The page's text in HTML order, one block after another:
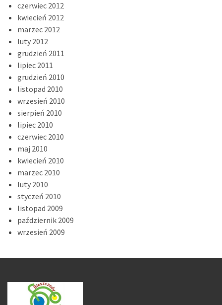
czerwiec 2012
kwiecień 2012
marzec 2012
luty 2012
grudzień 2011
lipiec 2011
grudzień 2010
listopad 2010
wrzesień 2010
sierpień 2010
lipiec 2010
czerwiec 2010
maj 2010
kwiecień 2010
marzec 2010
luty 2010
styczeń 2010
listopad 2009
październik 2009
wrzesień 2009